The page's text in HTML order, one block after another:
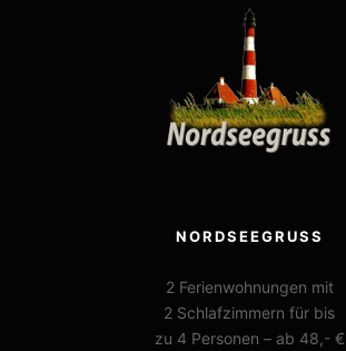
NORDSEEGRUSS
2 Ferienwohnungen mit
2 Schlafzimmern für bis
zu 4 Personen – ab 48,- €